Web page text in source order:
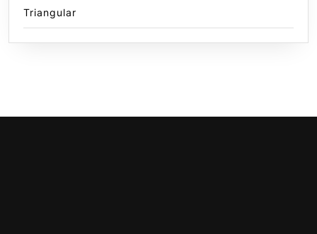
Triangular